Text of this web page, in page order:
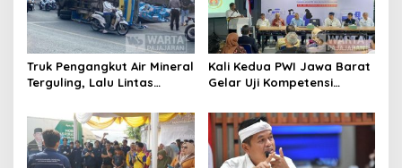
Truk Pengangkut Air Mineral
Terguling, Lalu Lintas
Memadat
Kali Kedua PWI Jawa Barat
Gelar Uji Kompetensi